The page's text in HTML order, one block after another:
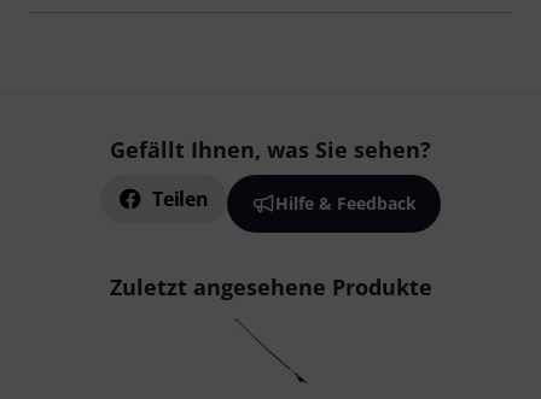
Gefällt Ihnen, was Sie sehen?
Teilen Hilfe & Feedback
Zuletzt angesehene Produkte